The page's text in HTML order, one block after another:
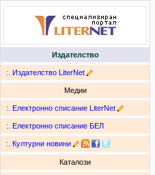
Издателство
:. Издателство LiterNet
Медии
:. Електронно списание LiterNet
:. Електронно списание БЕЛ
:. Културни новини
Каталози